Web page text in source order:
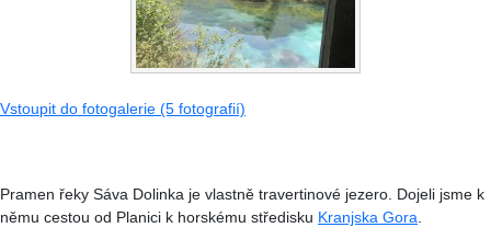
Vstoupit do fotogalerie (5 fotografií)
Pramen řeky Sáva Dolinka je vlastně travertinové jezero. Dojeli jsme k
němu cestou od Planici k horskému středisku Kranjska Gora.